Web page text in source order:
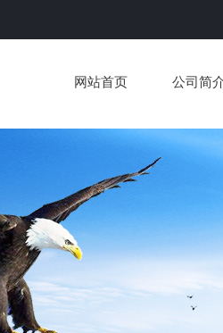
网站首页 公司简